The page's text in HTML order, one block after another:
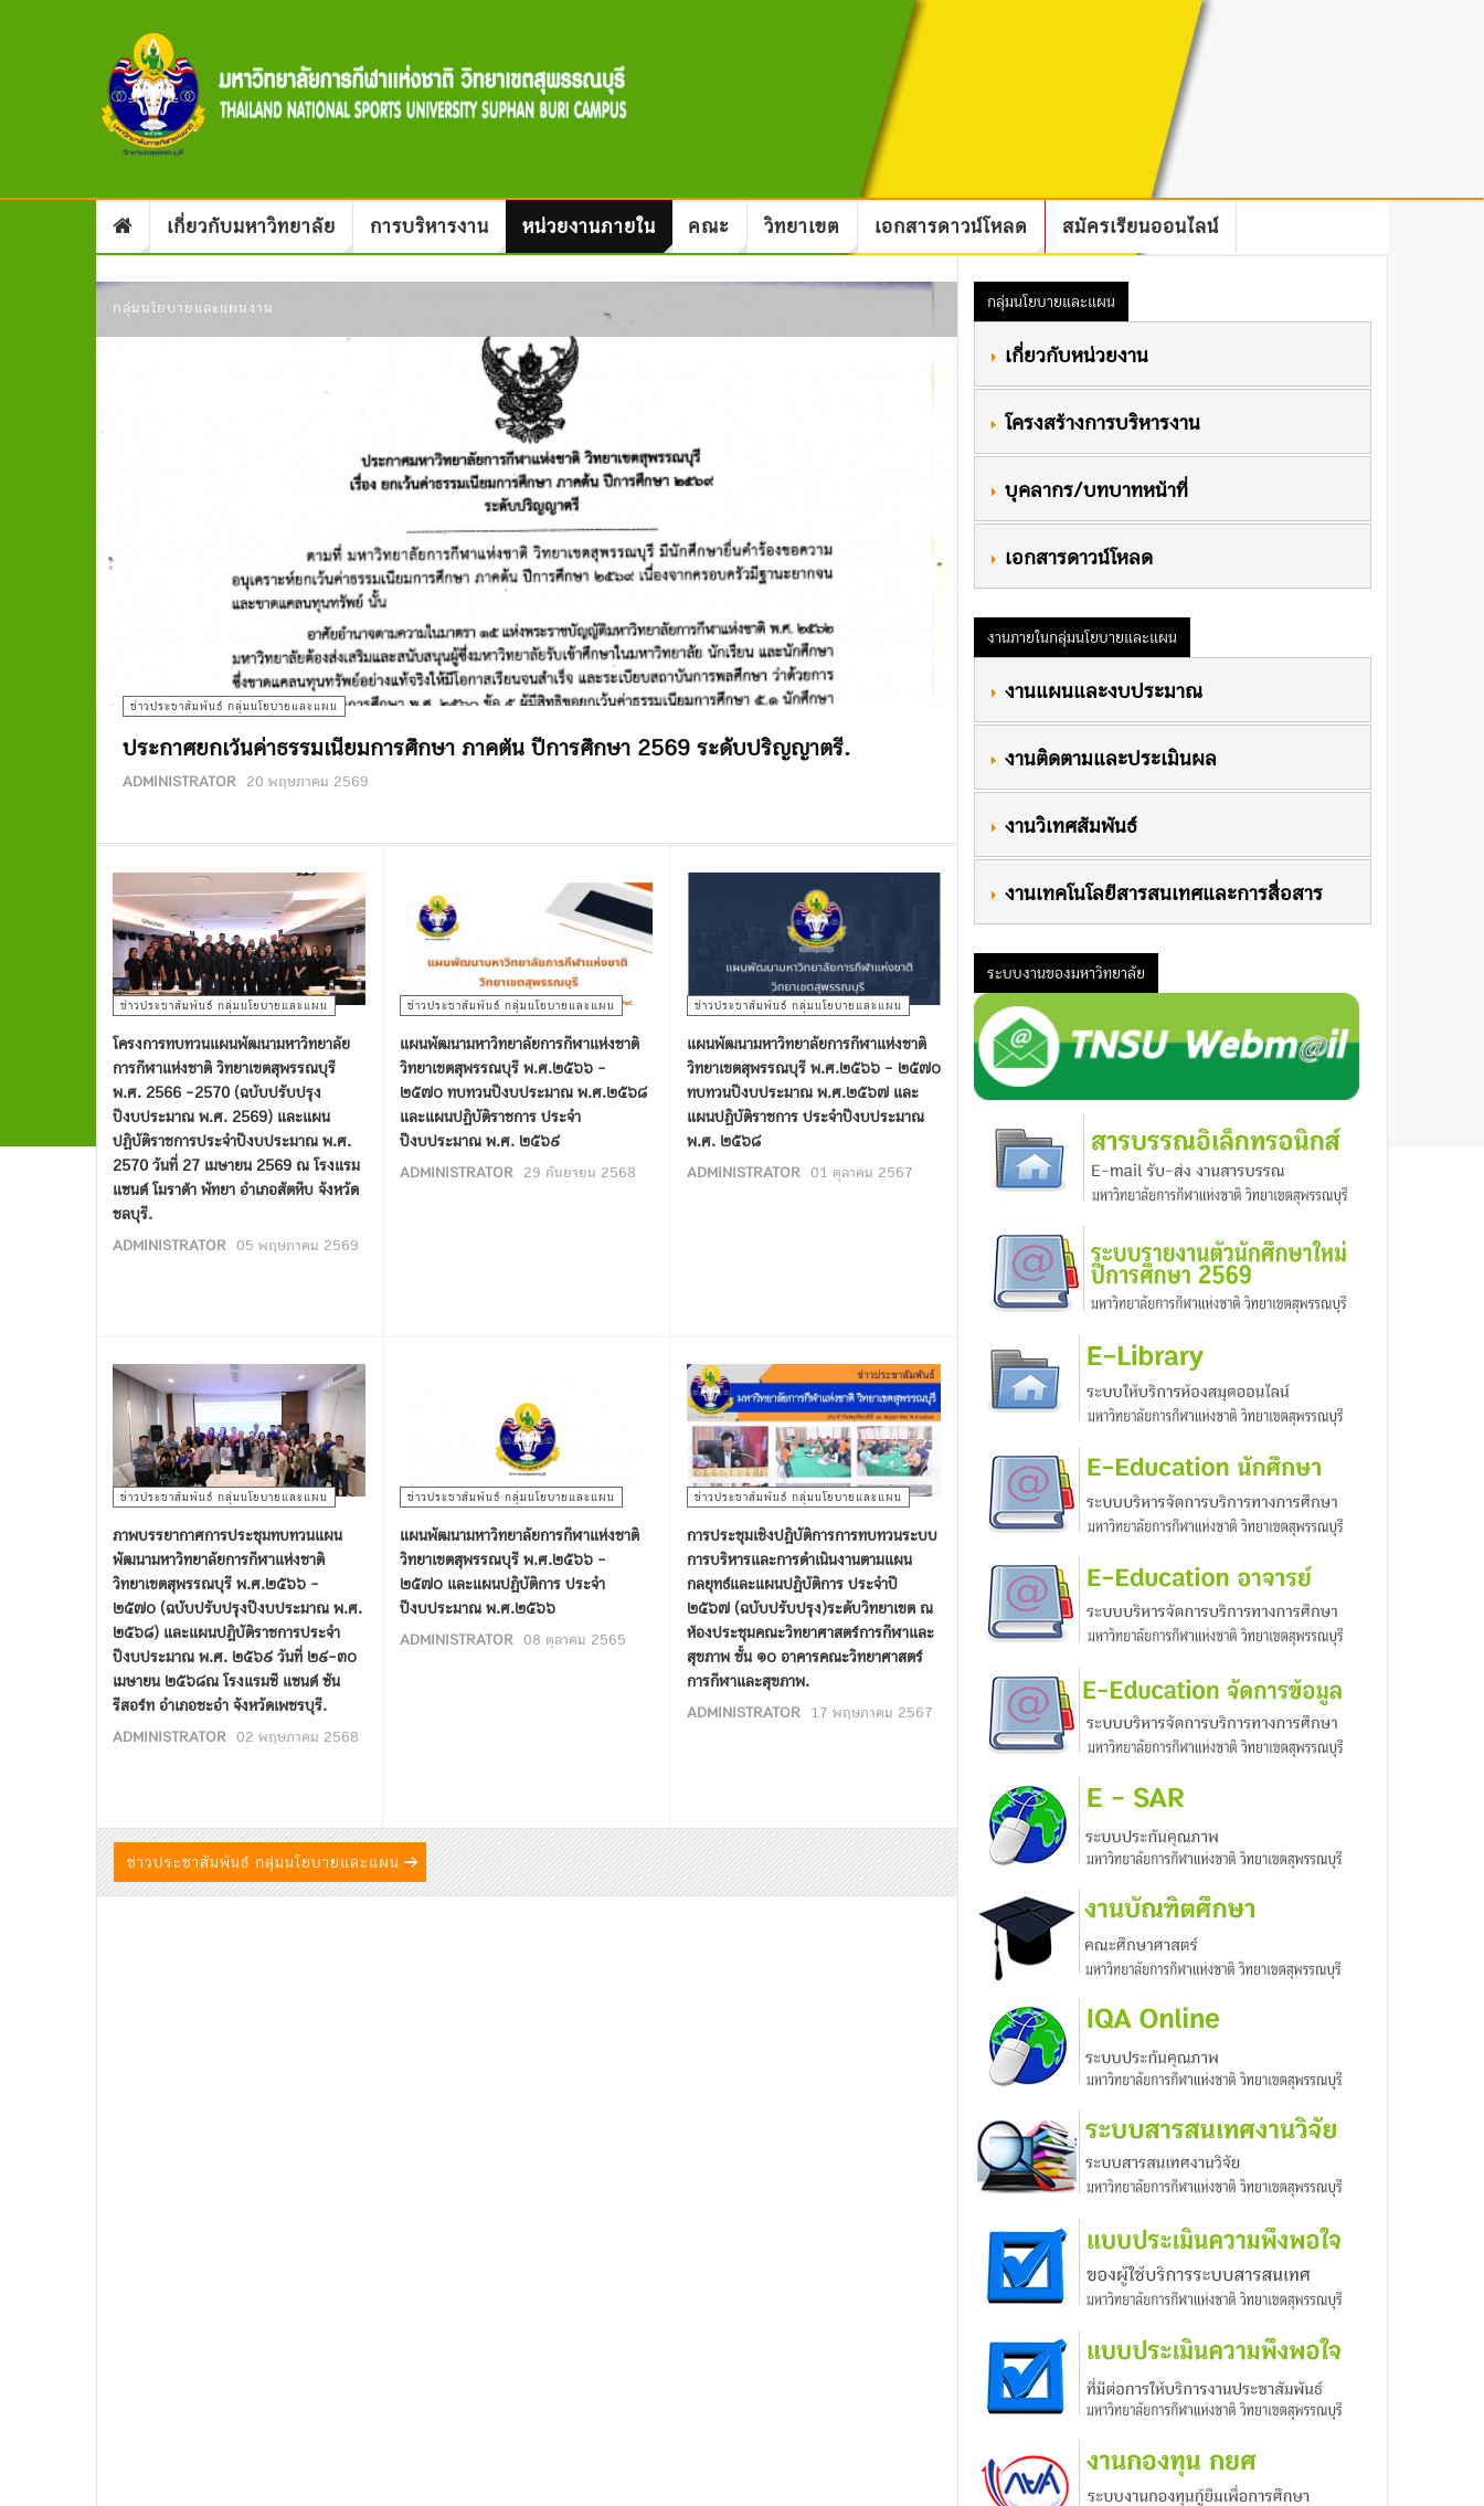
เกี่ยวกับมหาวิทยาลัย การบริหารงาน หน่วยงานภายใน คณะ วิทยาเขต เอกสารดาวน์โหลด สมัครเรียนออนไลน์
กลุ่มนโยบายและแผนงาน
ข่าวประชาสัมพันธ์ กลุ่มนโยบายและแผน
ประกาศยกเว้นค่าธรรมเนียมการศึกษา ภาคต้น ปีการศึกษา 2569 ระดับปริญญาตรี.
ADMINISTRATOR 20 พฤษภาคม 2569
ข่าวประชาสัมพันธ์ กลุ่มนโยบายและแผน
โครงการทบทวนแผนพัฒนามหาวิทยาลัย
การกีฬาแห่งชาติ วิทยาเขตสุพรรณบุรี
พ.ศ. 2566 -2570 (ฉบับปรับปรุง
ปีงบประมาณ พ.ศ. 2569) และแผน
ปฏิบัติราชการประจำปีงบประมาณ พ.ศ.
2570 วันที่ 27 เมษายน 2569 ณ โรงแรม
แซนด์ โมราด้า พัทยา อำเภอสัตหีบ จังหวัด
ชลบุรี.
ADMINISTRATOR 05 พฤษภาคม 2569
ข่าวประชาสัมพันธ์ กลุ่มนโยบายและแผน
แผนพัฒนามหาวิทยาลัยการกีฬาแห่งชาติ
วิทยาเขตสุพรรณบุรี พ.ศ.๒๕๖๖ -
๒๕๗๐ ทบทวนปีงบประมาณ พ.ศ.๒๕๖๘
และแผนปฏิบัติราชการ ประจำ
ปีงบประมาณ พ.ศ. ๒๕๖๙
ADMINISTRATOR 29 กันยายน 2568
ข่าวประชาสัมพันธ์ กลุ่มนโยบายและแผน
แผนพัฒนามหาวิทยาลัยการกีฬาแห่งชาติ
วิทยาเขตสุพรรณบุรี พ.ศ.๒๕๖๖ - ๒๕๗๐
ทบทวนปีงบประมาณ พ.ศ.๒๕๖๗ และ
แผนปฏิบัติราชการ ประจำปีงบประมาณ
พ.ศ. ๒๕๖๘
ADMINISTRATOR 01 ตุลาคม 2567
ข่าวประชาสัมพันธ์ กลุ่มนโยบายและแผน
ภาพบรรยากาศการประชุมทบทวนแผน
พัฒนามหาวิทยาลัยการกีฬาแห่งชาติ
วิทยาเขตสุพรรณบุรี พ.ศ.๒๕๖๖ -
๒๕๗๐ (ฉบับปรับปรุงปีงบประมาณ พ.ศ.
๒๕๖๘) และแผนปฎิบัติราชการประจำ
ปีงบประมาณ พ.ศ. ๒๕๖๙ วันที่ ๒๙-๓๐
เมษายน ๒๕๖๘ณ โรงแรมซี แซนด์ ซัน
รีสอร์ท อำเภอชะอำ จังหวัดเพชรบุรี.
ADMINISTRATOR 02 พฤษภาคม 2568
ข่าวประชาสัมพันธ์ กลุ่มนโยบายและแผน
แผนพัฒนามหาวิทยาลัยการกีฬาแห่งชาติ
วิทยาเขตสุพรรณบุรี พ.ศ.๒๕๖๖ -
๒๕๗๐ และแผนปฏิบัติการ ประจำ
ปีงบประมาณ พ.ศ.๒๕๖๖
ADMINISTRATOR 08 ตุลาคม 2565
ข่าวประชาสัมพันธ์ กลุ่มนโยบายและแผน
การประชุมเชิงปฏิบัติการการทบทวนระบบ
การบริหารและการดำเนินงานตามแผน
กลยุทธ์และแผนปฏิบัติการ ประจำปี
๒๕๖๗ (ฉบับปรับปรุง)ระดับวิทยาเขต ณ
ห้องประชุมคณะวิทยาศาสตร์การกีฬาและ
สุขภาพ ชั้น ๑๐ อาคารคณะวิทยาศาสตร์
การกีฬาและสุขภาพ.
ADMINISTRATOR 17 พฤษภาคม 2567
ข่าวประชาสัมพันธ์ กลุ่มนโยบายและแผน
กลุ่มนโยบายและแผน
เกี่ยวกับหน่วยงาน
โครงสร้างการบริหารงาน
บุคลากร/บทบาทหน้าที่
เอกสารดาวน์โหลด
งานภายในกลุ่มนโยบายและแผน
งานแผนและงบประมาณ
งานติดตามและประเมินผล
งานวิเทศสัมพันธ์
งานเทคโนโลยีสารสนเทศและการสื่อสาร
ระบบงานของมหาวิทยาลัย